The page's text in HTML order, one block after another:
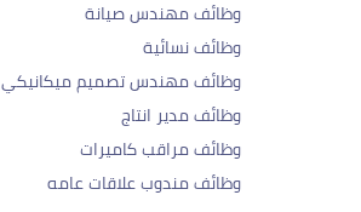
وظائف مهندس صيانة
وظائف نسائية
وظائف مهندس تصميم ميكانيكي
وظائف مدير انتاج
وظائف مراقب كاميرات
وظائف مندوب علاقات عامه